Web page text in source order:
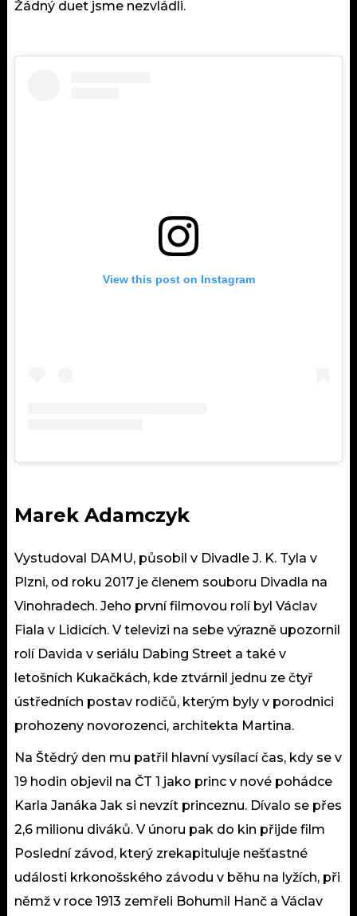
Žádný duet jsme nezvládli.
View this post on Instagram
Marek Adamczyk
Vystudoval DAMU, působil v Divadle J. K. Tyla v
Plzni, od roku 2017 je členem souboru Divadla na
Vinohradech. Jeho první filmovou rolí byl Václav
Fiala v Lidicích. V televizi na sebe výrazně upozornil
rolí Davida v seriálu Dabing Street a také v
letošních Kukačkách, kde ztvárnil jednu ze čtyř
ústředních postav rodičů, kterým byly v porodnici
prohozeny novorozenci, architekta Martina.
Na Štědrý den mu patřil hlavní vysílací čas, kdy se v
19 hodin objevil na ČT 1 jako princ v nové pohádce
Karla Janáka Jak si nevzít princeznu. Dívalo se přes
2,6 milionu diváků. V únoru pak do kin přijde film
Poslední závod, který zrekapituluje nešťastné
události krkonošského závodu v běhu na lyžích, při
němž v roce 1913 zemřeli Bohumil Hanč a Václav